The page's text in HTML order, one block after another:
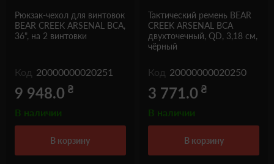
Рюкзак-чехол для винтовок
BEAR CREEK ARSENAL BCA,
36", на 2 винтовки
Код 20000000020251
9 948.0 ₴
В наличии
в корзину
Тактический ремень BEAR
CREEK ARSENAL BCA
двухточечный, QD, 3,18 см,
чёрный
Код 20000000020250
3 771.0 ₴
В наличии
в корзину